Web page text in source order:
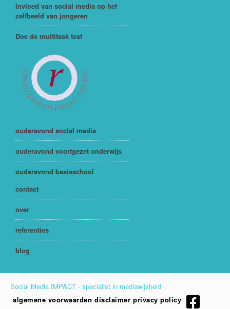
Invloed van social media op het
zelfbeeld van jongeren
Doe de multitask test
ouderavond social media
ouderavond voortgezet onderwijs
ouderavond basisschool
contact
over
referenties
blog
Social Media IMPACT - specialist in mediawijsheid
algemene voorwaarden disclaimer privacy policy